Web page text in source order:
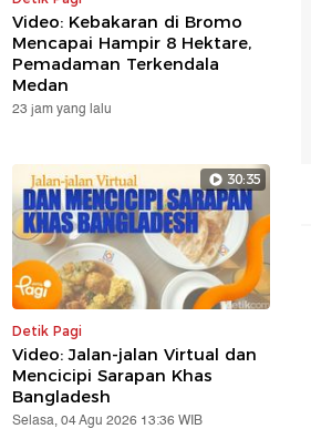
Video: Kebakaran di Bromo
Mencapai Hampir 8 Hektare,
Pemadaman Terkendala
Medan
23 jam yang lalu
30:35
Detik Pagi
Video: Jalan-jalan Virtual dan
Mencicipi Sarapan Khas
Bangladesh
Selasa, 04 Agu 2026 13:36 WIB